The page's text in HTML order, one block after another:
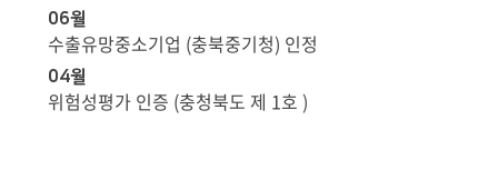
06월
수출유망중소기업 (충북중기청) 인정
04월
위험성평가 인증 (충청북도 제 1호 )